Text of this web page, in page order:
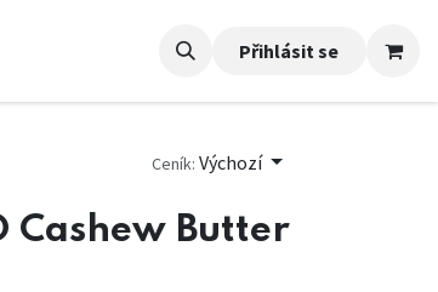
Přihlásit se
Ceník: Výchozí
Cashew Butter